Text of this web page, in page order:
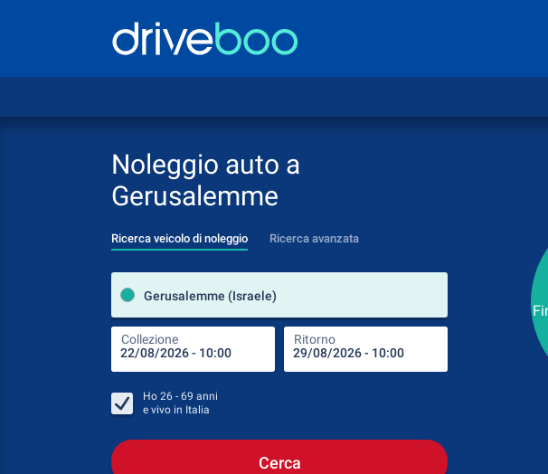
Noleggio auto a
Gerusalemme
Ricerca veicolo di noleggio Ricerca avanzata
Gerusalemme (Israele)
Collezione Ritorno
Luogo del
Luogo di ritorno
Ho 26 - 69 anni
e vivo in Italia
Cerca